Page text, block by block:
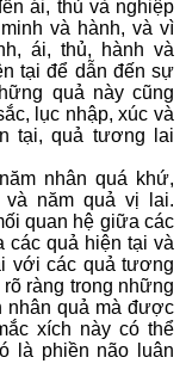
ái, thủ và nghiệp
và hành, và vì
ái, thủ, hành và
tại để dẫn đến sự
quả này cũng
lục nhập, xúc và
tại, quả tương lai
nhân quá khứ,
và năm quả vị lai.
quan hệ giữa các
các quả hiện tại và
với các quả tương
ràng trong những
nhân quả mà được
xích này có thể
là phiền não luân